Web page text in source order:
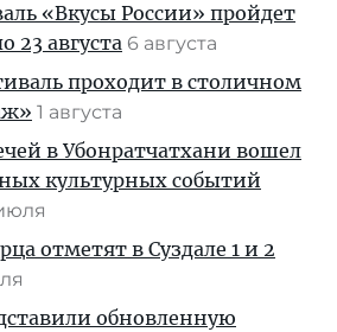
«Вкусы России» пройдет
23 августа 6 августа
проходит в столичном
1 августа
в Убонратчатхани вошел
культурных событий
отметят в Суздале 1 и 2
обновленную